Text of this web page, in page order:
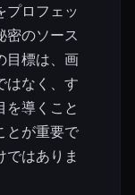
プロフェッ
密のソース
目標は、画
はなく、す
を導くこと
とが重要で
はありま